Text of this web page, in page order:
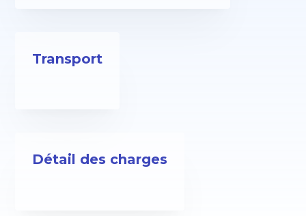
Transport
Détail des charges